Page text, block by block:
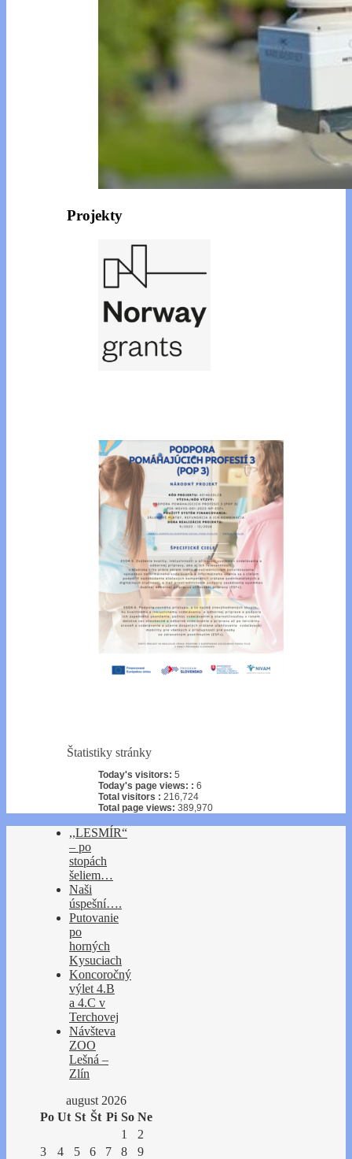
Projekty
Štatistiky stránky
Today's visitors: 5
Today's page views: : 6
Total visitors : 216,724
Total page views: 389,970
,,LESMÍR“
– po
stopách
šeliem…
Naši
úspešní….
Putovanie
po
horných
Kysuciach
Koncoročný
výlet 4.B
a 4.C v
Terchovej
Návšteva
ZOO
Lešná –
Zlín
august 2026
Po Ut St Št Pi So Ne
1
2
3
4 5 6 7 8
9